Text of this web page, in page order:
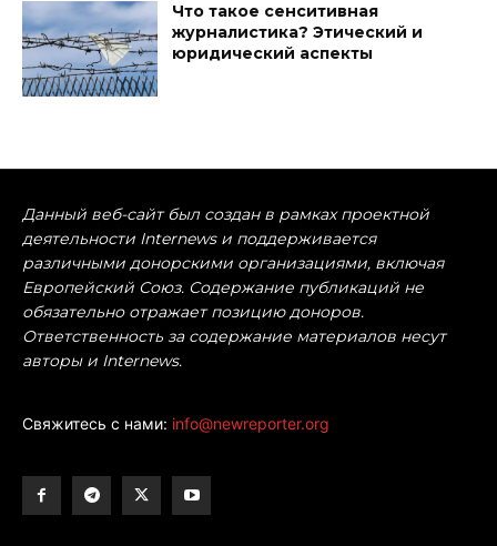
Что такое сенситивная
журналистика? Этический и
юридический аспекты
Данный веб-сайт был создан в рамках проектной
деятельности Internews и поддерживается
различными донорскими организациями, включая
Европейский Союз. Содержание публикаций не
обязательно отражает позицию доноров.
Ответственность за содержание материалов несут
авторы и Internews.
Свяжитесь с нами: info@newreporter.org